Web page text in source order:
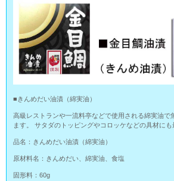
■きんめだい油漬（綿実油）
高級レストランや一流料亭などで使用される綿実油で
ます。 サタダのトッピングやコロッケなどの具材にも
品名：きんめだい油漬（綿実油）
原材料名：きんめだい、綿実油、食塩
固形料：60g